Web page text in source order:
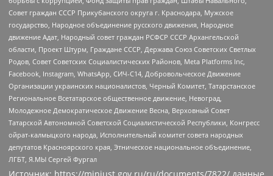
Совет граждан СССР Прикубанского округа г. Краснодара, Мужское
государство, Народное объединение русского движения, Народное
движение Адат, Народный совет граждан РСФСР СССР Архангельской
области, Проект Штурм, Граждане СССР, Держава Союз Советских Светлых
Родов, Совет Советских Социалистических Районов, Meta Platforms Inc,
Facebook, Instagram, WhatsApp, СИЧ-С14, Добровольческое Движение
Организации украинских националистов, Черный Комитет, Татарстанское
Региональное Всетатарское общественное движение, Невоград,
Молодежное Демократическое Движение Весна, Верховный Совет
Татарской Автономной Советской Социалистической Республики, Конгресс
ойрат-калмыцкого народа, Исполнительный комитет совета народных
депутатов Красноярского края, Этническое национальное объединение,
ЛГБТ, Я.МЫ Сергей Фургал